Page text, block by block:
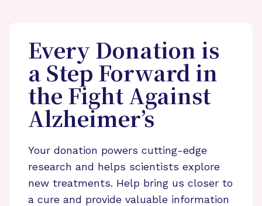
Every Donation is
a Step Forward in
the Fight Against
Alzheimer’s
Your donation powers cutting-edge
research and helps scientists explore
new treatments. Help bring us closer to
a cure and provide valuable information